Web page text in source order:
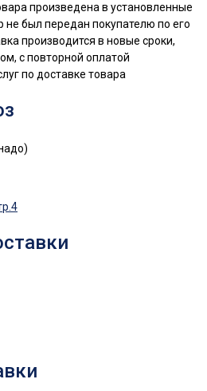
произведена в установленные
не был передан покупателю по его
производится в новые сроки,
с повторной оплатой
по доставке товара